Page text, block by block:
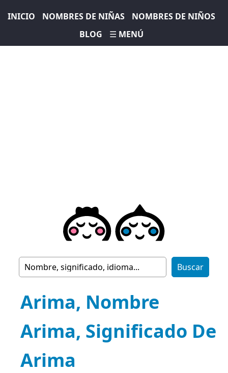
INICIO NOMBRES DE NIÑAS
NOMBRES DE NIÑOS
BLOG
☰ MENÚ
Arima, Nombre
Arima, Significado De
Arima